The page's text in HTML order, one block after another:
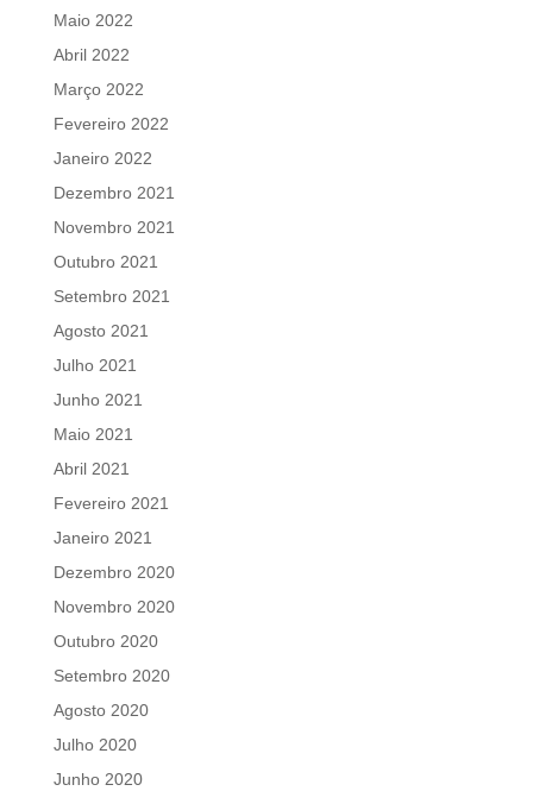
Maio 2022
Abril 2022
Março 2022
Fevereiro 2022
Janeiro 2022
Dezembro 2021
Novembro 2021
Outubro 2021
Setembro 2021
Agosto 2021
Julho 2021
Junho 2021
Maio 2021
Abril 2021
Fevereiro 2021
Janeiro 2021
Dezembro 2020
Novembro 2020
Outubro 2020
Setembro 2020
Agosto 2020
Julho 2020
Junho 2020